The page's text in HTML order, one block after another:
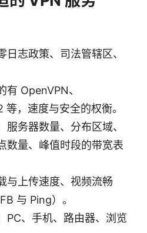
日志政策、司法管辖区、
有 OpenVPN、
，速度与安全的权衡。
服务器数量、分布区域、
数量、峰值时段的带宽表
与上传速度、视频流畅
与 Ping）。
PC、手机、路由器、浏览